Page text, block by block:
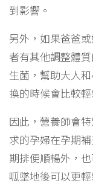
到影響。
另外，如果爸爸
者有其他調整體
生菌，幫助大人
換的時候會比較輕
因此，營養師會
求的孕婦在孕期
期排便順暢外，
呱墜地後可以更